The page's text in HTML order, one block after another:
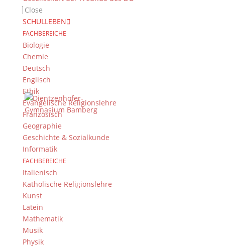
Close
SCHULLEBEN
FACHBEREICHE
Biologie
Chemie
Deutsch
Englisch
Ethik
Evangelische Religionslehre
Französisch
Geographie
Geschichte & Sozialkunde
Informatik
FACHBEREICHE
Italienisch
Katholische Religionslehre
Kunst
Latein
Mathematik
Musik
Physik
Kontakt & Ansprechpartner
Senden Sie uns Ihre Nachricht.
Impressum & Datenschutz
Impressum
Datenschutzerklärung
Kontakt
© 2015-2022, Dientzenhofer-Gymnasium Bamberg
Immer Aktuell
Bleiben Sie immer auf dem neusten Stand und
folgen Sie uns auf Twitter
Folgen Sie demDG RSS Feed
Kontakt Webteam
Kontaktieren Sie das Webteam